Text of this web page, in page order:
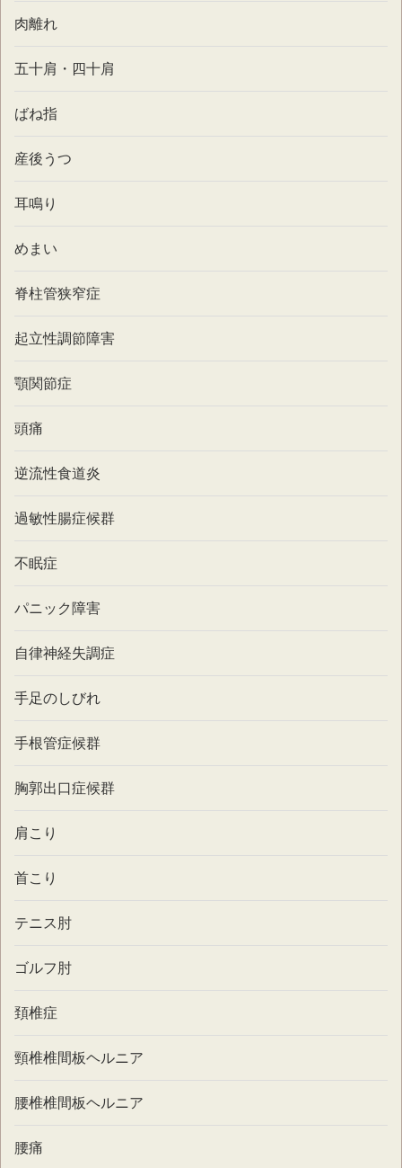
肉離れ
五十肩・四十肩
ばね指
産後うつ
耳鳴り
めまい
脊柱管狭窄症
起立性調節障害
顎関節症
頭痛
逆流性食道炎
過敏性腸症候群
不眠症
パニック障害
自律神経失調症
手足のしびれ
手根管症候群
胸郭出口症候群
肩こり
首こり
テニス肘
ゴルフ肘
頚椎症
頸椎椎間板ヘルニア
腰椎椎間板ヘルニア
腰痛